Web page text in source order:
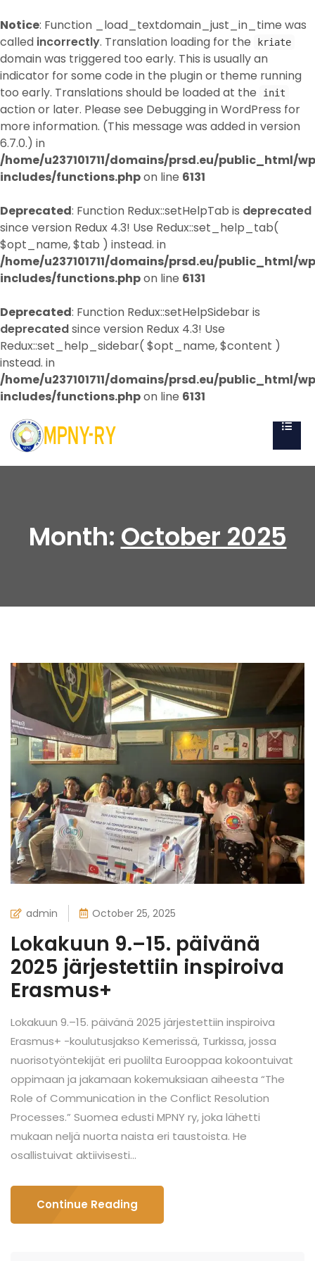
Notice: Function _load_textdomain_just_in_time was
called incorrectly. Translation loading for the kriate
domain was triggered too early. This is usually an
indicator for some code in the plugin or theme running
too early. Translations should be loaded at the
init
action or later. Please see Debugging in WordPress for
more information. (This message was added in version
6.7.0.) in
/home/u237101711/domains/prsd.eu/public_html/
includes/functions.phpon line 6131
Deprecated: Function Redux::setHelpTab is deprecated
since version Redux 4.3! Use Redux::set_help_tab(
$opt_name, $tab ) instead. in
/home/u237101711/domains/prsd.eu/public_html/
includes/functions.phpon line 6131
Deprecated: Function Redux::setHelpSidebar is
deprecatedsince version Redux 4.3! Use
Redux::set_help_sidebar( $opt_name, $content )
instead. in
/home/u237101711/domains/prsd.eu/public_html/
includes/functions.phpon line 6131
Month: October 2025
admin October 25, 2025
Lokakuun 9.–15. päivänä
2025 järjestettiin inspiroiva
Erasmus+
Lokakuun 9.–15. päivänä 2025 järjestettiin inspiroiva
Erasmus+ -koulutusjakso Kemerissä, Turkissa, jossa
nuorisotyöntekijät eri puolilta Eurooppaa kokoontuivat
oppimaan ja jakamaan kokemuksiaan aiheesta “The
Role of Communication in the Conflict Resolution
Processes.” Suomea edusti MPNY ry, joka lähetti
mukaan neljä nuorta naista eri taustoista. He
osallistuivat aktiivisesti...
Continue Reading